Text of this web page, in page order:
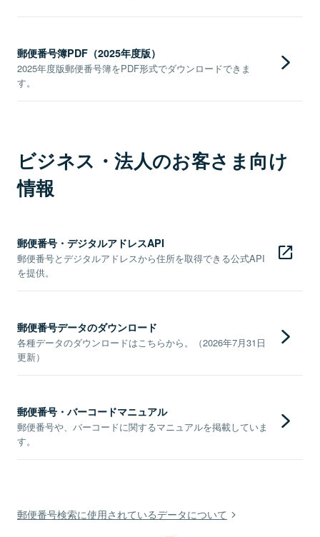
郵便番号簿PDF（2025年度版）
2025年度版郵便番号簿をPDF形式でダウンロードできま
す。
ビジネス・法人のお客さま向け
情報
郵便番号・デジタルアドレスAPI
郵便番号とデジタルアドレスから住所を取得できる公式API
を提供。
郵便番号データのダウンロード
各種データのダウンロードはこちらから。（2026年7月31日
更新）
郵便番号・バーコードマニュアル
郵便番号や、バーコードに関するマニュアルを掲載していま
す。
郵便番号検索に使用されているデータについて